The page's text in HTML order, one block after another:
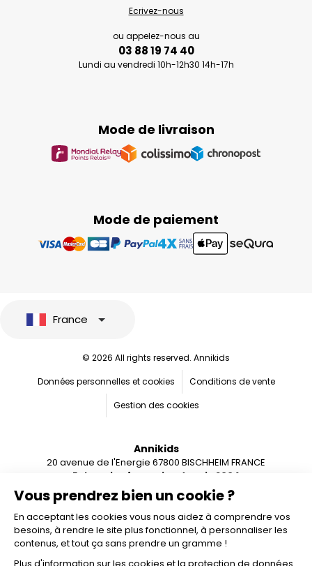
Mode de paiement
Mode de livraison
Ecrivez-nous
ou appelez-nous au
03 88 19 74 40
Lundi au vendredi 10h-12h30 14h-17h
Vous prendrez bien un cookie ?
En acceptant les cookies vous nous aidez à comprendre vos
besoins, à rendre le site plus fonctionnel, à personnaliser les
contenus, et tout ça sans prendre un gramme !
France
© 2026 All rights reserved. Annikids
Données personnelles et cookies
Conditions de vente
Gestion des cookies
Annikids
20 avenue de l'Energie 67800 BISCHHEIM FRANCE
Entreprise française depuis 2004